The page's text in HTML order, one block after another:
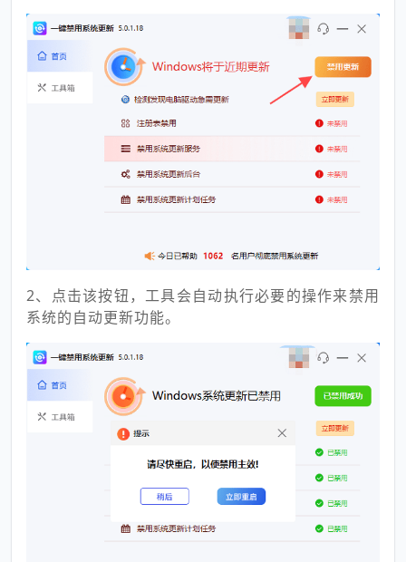
2、点击该按钮，工具会自动执行必要的操作来禁用
系统的自动更新功能。